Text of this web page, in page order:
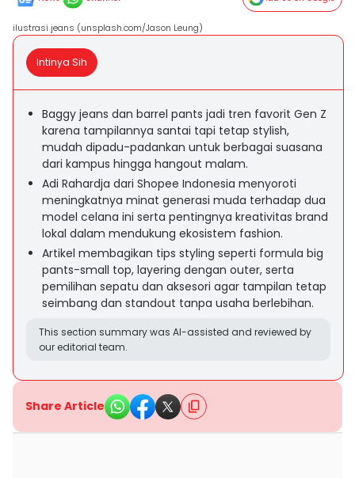
ilustrasi jeans (unsplash.com/Jason Leung)
Intinya Sih
Baggy jeans dan barrel pants jadi tren favorit Gen Z
karena tampilannya santai tapi tetap stylish,
mudah dipadu-padankan untuk berbagai suasana
dari kampus hingga hangout malam.
Adi Rahardja dari Shopee Indonesia menyoroti
meningkatnya minat generasi muda terhadap dua
model celana ini serta pentingnya kreativitas brand
lokal dalam mendukung ekosistem fashion.
Artikel membagikan tips styling seperti formula big
pants-small top, layering dengan outer, serta
pemilihan sepatu dan aksesori agar tampilan tetap
seimbang dan standout tanpa usaha berlebihan.
This section summary was AI-assisted and reviewed by
our editorial team.
Share Article